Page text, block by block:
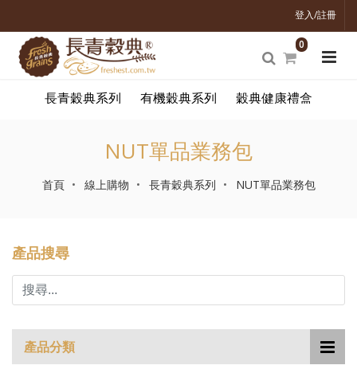
登入/註冊
0
長青穀典系列 有機穀典系列 穀典健康禮盒
NUT單品業務包
首頁 線上購物 長青穀典系列 NUT單品業務包
產品搜尋
產品分類